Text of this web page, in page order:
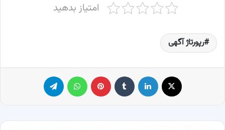
امتیاز بدهید
رپورتاژ آگهی
لینکدین ‫تامبلر پینترست